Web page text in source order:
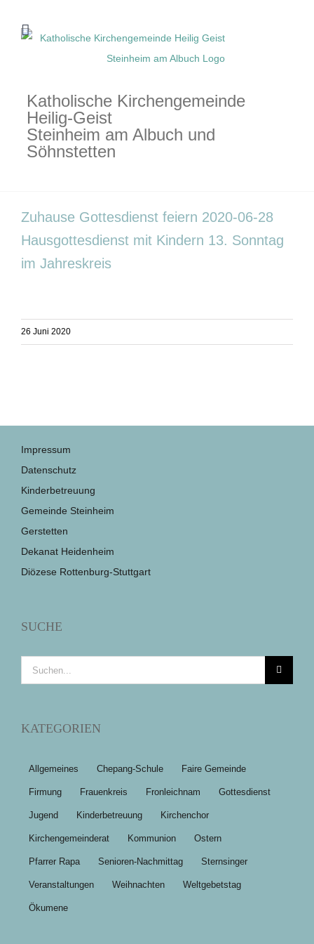
Inhalt
Katholische Kirchengemeinde
Heilig-Geist
Steinheim am Albuch und
Söhnstetten
Zuhause Gottesdienst feiern 2020-06-28
Hausgottesdienst mit Kindern 13. Sonntag
im Jahreskreis
26 Juni 2020
Impressum
Datenschutz
Kinderbetreuung
Gemeinde Steinheim
Gerstetten
Dekanat Heidenheim
Diözese Rottenburg-Stuttgart
SUCHE
Suche
nach:
KATEGORIEN
Allgemeines Chepang-Schule Faire Gemeinde
Firmung Frauenkreis Fronleichnam Gottesdienst
Jugend Kinderbetreuung Kirchenchor
Kirchengemeinderat Kommunion Ostern
Pfarrer Rapa Senioren-Nachmittag Sternsinger
Veranstaltungen Weihnachten Weltgebetstag
Ökumene